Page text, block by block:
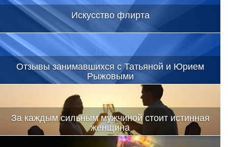
Искусство флирта
Отзывы занимавшихся с Татьяной и Юрием
Рыжовыми
За каждым сильным мужчиной стоит истинная
женщина